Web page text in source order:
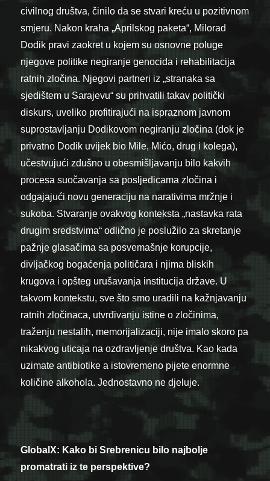
civilnog društva, činilo da se stvari kreću u pozitivnom
smjeru. Nakon kraha „Aprilskog paketa“, Milorad
Dodik pravi zaokret u kojem su osnovne poluge
njegove politike negiranje genocida i rehabilitacija
ratnih zločina. Njegovi partneri iz „stranaka sa
sjedištem u Sarajevu“ su prihvatili takav politički
diskurs, uveliko profitirajući na ispraznom javnom
suprostavljanju Dodikovom negiranju zločina (dok je
privatno Dodik uvijek bio Mile, Mićo, drug i kolega),
učestvujući zdušno u obesmišljavanju bilo kakvih
procesa suočavanja sa posljedicama zločina i
odgajajući novu generaciju na narativima mržnje i
sukoba. Stvaranje ovakvog konteksta „nastavka rata
drugim sredstvima“ odlično je poslužilo za skretanje
pažnje glasačima sa posvemašnje korupcije,
divljačkog bogaćenja političara i njima bliskih
krugova i opšteg urušavanja institucija države. U
takvom kontekstu, sve što smo uradili na kažnjavanju
ratnih zločinaca, utvrđivanju istine o zločinima,
traženju nestalih, memorijalizaciji, nije imalo skoro pa
nikakvog uticaja na ozdravljenje društva. Kao kada
uzimate antibiotike a istovremeno pijete enormne
količine alkohola. Jednostavno ne djeluje.
GlobalX: Kako bi Srebrenicu bilo najbolje
promatrati iz te perspektive?